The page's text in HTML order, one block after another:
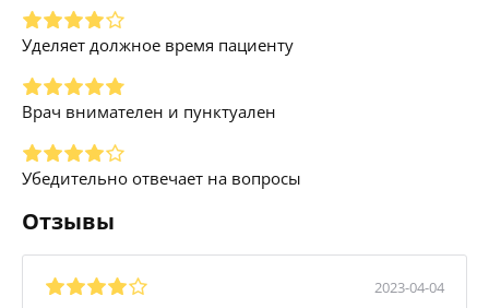
Уделяет должное время пациенту
Врач внимателен и пунктуален
Убедительно отвечает на вопросы
Отзывы
2023-04-04